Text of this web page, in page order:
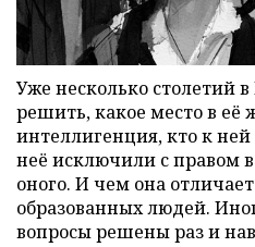
Уже несколько столетий
решить, какое место в её
интеллигенция, кто к
неё исключили с правом
оного. И чем она
образованных людей.
вопросы решены раз и